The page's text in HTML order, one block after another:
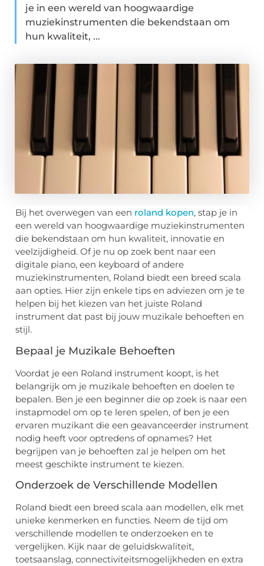
je in een wereld van hoogwaardige
muziekinstrumenten die bekendstaan om
hun kwaliteit, ...
Bij het overwegen van een roland kopen, stap je in
een wereld van hoogwaardige muziekinstrumenten
die bekendstaan om hun kwaliteit, innovatie en
veelzijdigheid. Of je nu op zoek bent naar een
digitale piano, een keyboard of andere
muziekinstrumenten, Roland biedt een breed scala
aan opties. Hier zijn enkele tips en adviezen om je te
helpen bij het kiezen van het juiste Roland
instrument dat past bij jouw muzikale behoeften en
stijl.
Bepaal je Muzikale Behoeften
Voordat je een Roland instrument koopt, is het
belangrijk om je muzikale behoeften en doelen te
bepalen. Ben je een beginner die op zoek is naar een
instapmodel om op te leren spelen, of ben je een
ervaren muzikant die een geavanceerder instrument
nodig heeft voor optredens of opnames? Het
begrijpen van je behoeften zal je helpen om het
meest geschikte instrument te kiezen.
Onderzoek de Verschillende Modellen
Roland biedt een breed scala aan modellen, elk met
unieke kenmerken en functies. Neem de tijd om
verschillende modellen te onderzoeken en te
vergelijken. Kijk naar de geluidskwaliteit,
toetsaanslag, connectiviteitsmogelijkheden en extra